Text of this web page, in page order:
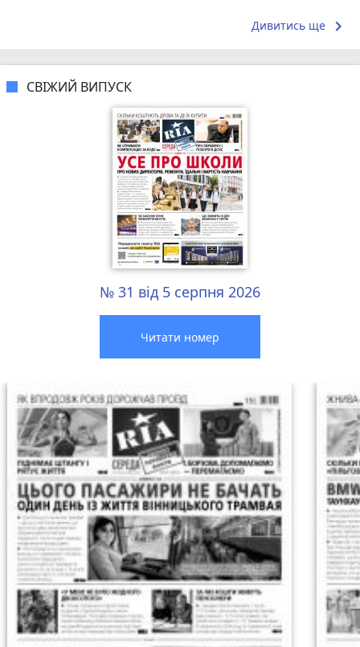
Дивитись ще keyboard_arrow_right
СВІЖИЙ ВИПУСК
№ 31 від 5 серпня 2026
Читати номер